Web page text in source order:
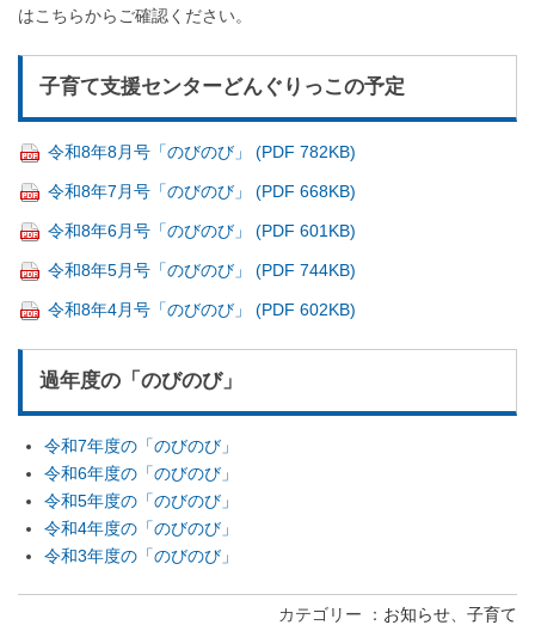
はこちらからご確認ください。
子育て支援センターどんぐりっこの予定
令和8年8月号「のびのび」 (PDF 782KB)
令和8年7月号「のびのび」 (PDF 668KB)
令和8年6月号「のびのび」 (PDF 601KB)
令和8年5月号「のびのび」 (PDF 744KB)
令和8年4月号「のびのび」 (PDF 602KB)
過年度の「のびのび」
令和7年度の「のびのび」
令和6年度の「のびのび」
令和5年度の「のびのび」
令和4年度の「のびのび」
令和3年度の「のびのび」
カテゴリー お知らせ 子育て